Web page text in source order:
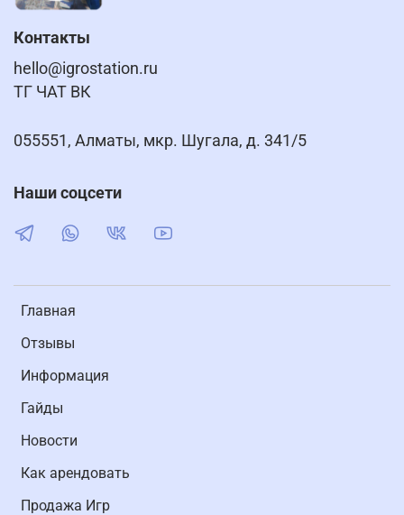
Главная
Отзывы
Информация
Гайды
Новости
Как арендовать
Продажа Игр
Контакты
hello@igrostation.ru
ТГ ЧАТ ВК
055551, Алматы, мкр. Шугала, д. 341/5
Наши соцсети